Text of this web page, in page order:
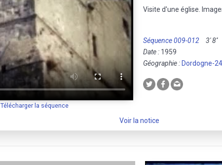
Télécharger la séquence
Visite d'une église.
Séquence 009-012 3' 8''
Date : 1959
Géographie : Dordogne-24
Voir la notice